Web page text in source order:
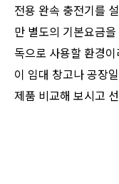
전용 완속 충전기를
만 별도의 기본요금
독으로 사용할 환경
이 임대 창고나 공장
제품 비교해 보시고